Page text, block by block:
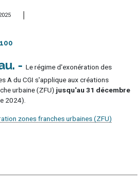
Le régime d'exonération des
A du CGI s'applique aux créations
urbaine (ZFU) jusqu'au 31 décembre
2024).
zones franches urbaines (ZFU)